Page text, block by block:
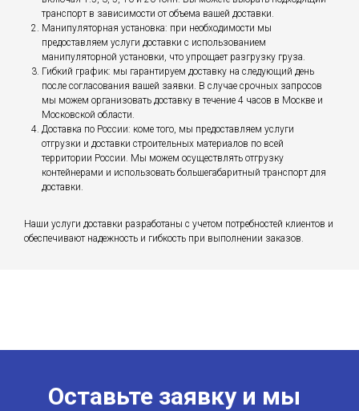
транспорт в зависимости от объема вашей доставки.
Манипуляторная установка: при необходимости мы
предоставляем услуги доставки с использованием
манипуляторной установки, что упрощает разгрузку груза.
Гибкий график: мы гарантируем доставку на следующий день
после согласования вашей заявки. В случае срочных запросов
мы можем организовать доставку в течение 4 часов в Москве и
Московской области.
Доставка по России: коме того, мы предоставляем услуги
отгрузки и доставки строительных материалов по всей
территории России. Мы можем осуществлять отгрузку
контейнерами и использовать большегабаритный транспорт для
доставки.
Наши услуги доставки разработаны с учетом потребностей клиентов и
обеспечивают надежность и гибкость при выполнении заказов.
Оставьте заявку и мы